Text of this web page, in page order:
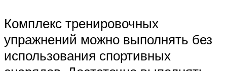
Комплекс тренировочных
упражнений можно выполнять без
использования спортивных